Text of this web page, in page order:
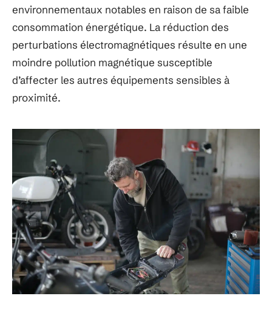
environnementaux notables en raison de sa faible
consommation énergétique. La réduction des
perturbations électromagnétiques résulte en une
moindre pollution magnétique susceptible
d’affecter les autres équipements sensibles à
proximité.